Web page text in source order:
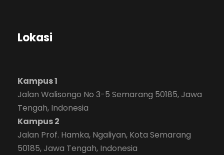
Lokasi
Kampus 1
Jalan Walisongo No 3-5 Semarang 50185, Jawa
Tengah, Indonesia
Kampus 2
Jalan Prof. Hamka, Ngaliyan, Kota Semarang
50185, Jawa Tengah, Indonesia